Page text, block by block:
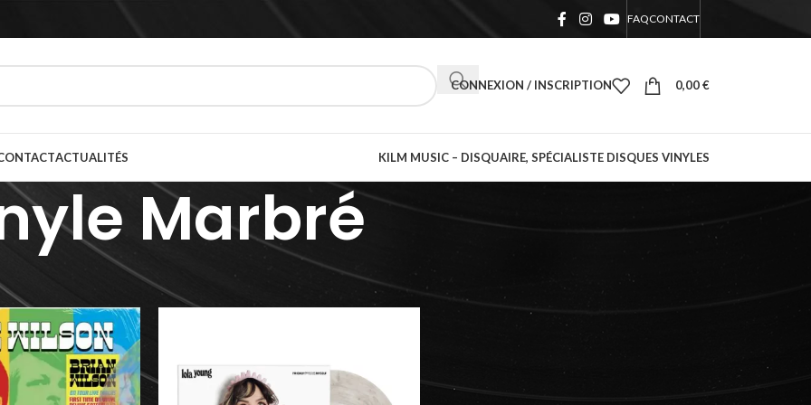
FAQCONTACT
CONNEXION / INSCRIPTION 0,00€
ACTUALITÉS KILM MUSIC – DISQUAIRE, SPÉCIALISTE DISQUES VINYLES
Marbré
du vinyle Vinyle Marbré Afficher